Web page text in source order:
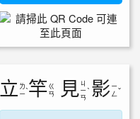
立 ㄌ
ㄧˋ竿 ㄍ
ㄢ
見 ㄐ
ㄧ
ㄢ
ˋ 影 ㄧ
ㄥ ˇ